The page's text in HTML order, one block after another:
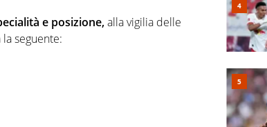
e posizione,alla vigilia delle
la seguente: